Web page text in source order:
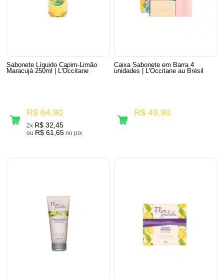
Sabonete Líquido Capim-Limão
Maracujá 250ml | L'Occitane
R$ 64,90
2x R$ 32,45
ou R$ 61,65 no pix
Caixa Sabonete em Barra 4
unidades | L'Occitane au Brésil
R$ 49,90